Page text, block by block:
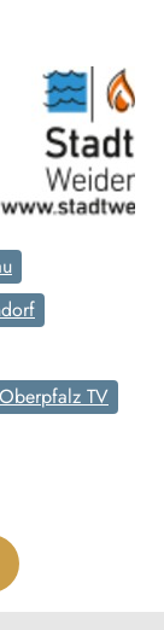
Oberpfalz TV